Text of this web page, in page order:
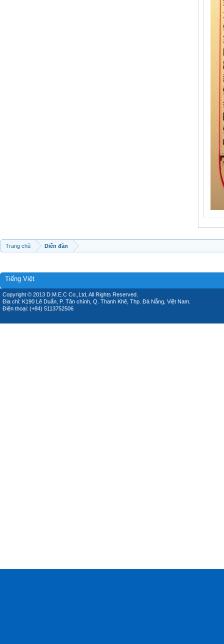
Trang chủ Diễn đàn
Tiếng Việt
Copyright © 2013 D.M.E.C Co.,Ltd, All Rights Reserved.
Địa chỉ: K190 Lê Duẩn, P. Tân chính, Q. Thanh Khê, Thp. Đà Nẵng, Việt Nam.
Điện thoại: (+84) 5113752506